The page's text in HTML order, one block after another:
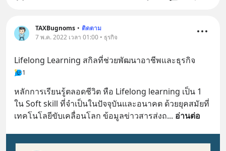
TAXBugnoms • ติดตาม
7 พ.ค. 2022 เวลา 01:00 • ธุรกิจ
Lifelong Learning สกิลที่ช่วยพัฒนาอาชีพและธุรกิจ
1
หลักการเรียนรู้ตลอดชีวิต หือ Lifelong learning เป็น 1
ใน Soft skill ที่จำเป็นในปัจจุบันและอนาคต ด้วยยุคสมัยที่
เทคโนโลยีขับเคลื่อนโลก ข้อมูลข่าวสารส่งถ... อ่านต่อ